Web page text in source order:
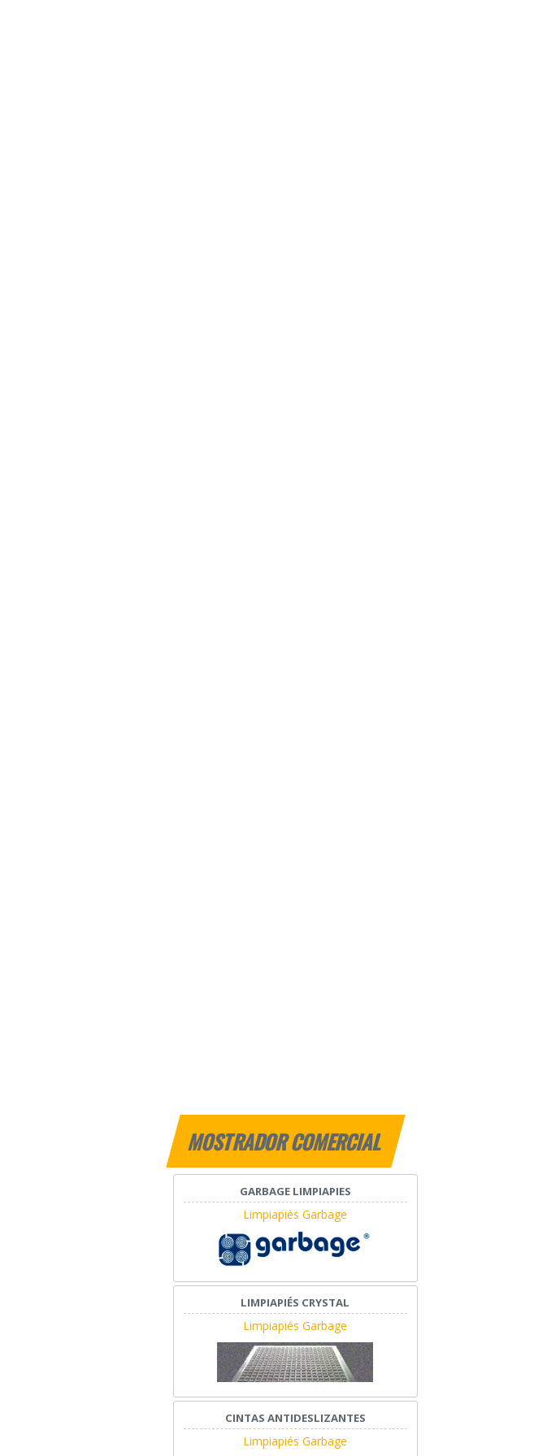
MOSTRADOR COMERCIAL
GARBAGE LIMPIAPIES
Limpiapiés Garbage
LIMPIAPIÉS CRYSTAL
Limpiapiés Garbage
CINTAS ANTIDESLIZANTES
Limpiapiés Garbage